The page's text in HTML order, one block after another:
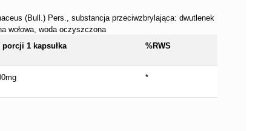
(Bull.) Pers., substancja przeciwzbrylająca: dwutlenek
wołowa, woda oczyszczona
porcji 1 kapsułka %RWS
*